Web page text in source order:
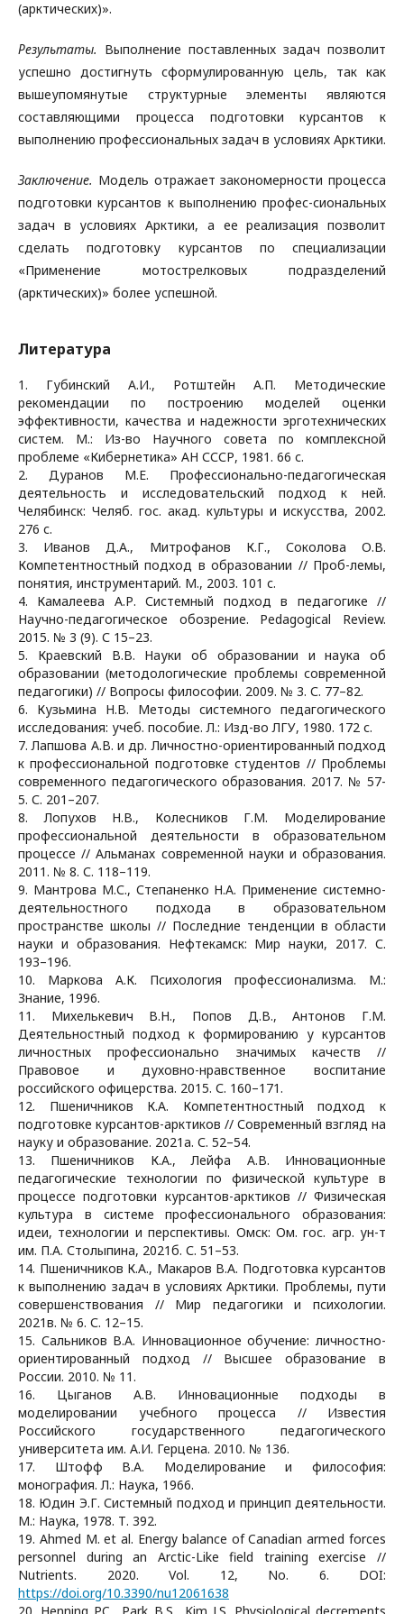
(арктических)».
Результаты. Выполнение поставленных задач позволит
успешно достигнуть сформулированную цель, так как
вышеупомянутые структурные элементы являются
составляющими процесса подготовки курсантов к
выполнению профессиональных задач в условиях Арктики.
Заключение. Модель отражает закономерности процесса
подготовки курсантов к выполнению профес-сиональных
задач в условиях Арктики, а ее реализация позволит
сделать подготовку курсантов по специализации
«Применение мотострелковых подразделений
(арктических)» более успешной.
Литература
1. Губинский А.И., Ротштейн А.П. Методические
рекомендации по построению моделей оценки
эффективности, качества и надежности эрготехнических
систем. М.: Из-во Научного совета по комплексной
проблеме «Кибернетика» АН СССР, 1981. 66 с.
2. Дуранов М.Е. Профессионально-педагогическая
деятельность и исследовательский подход к ней.
Челябинск: Челяб. гос. акад. культуры и искусства, 2002.
276 с.
3. Иванов Д.А., Митрофанов К.Г., Соколова О.В.
Компетентностный подход в образовании // Проб-лемы,
понятия, инструментарий. М., 2003. 101 с.
4. Камалеева А.Р. Системный подход в педагогике //
Научно-педагогическое обозрение. Pedagogical Review.
2015. № 3 (9). С 15–23.
5. Краевский В.В. Науки об образовании и наука об
образовании (методологические проблемы современной
педагогики) // Вопросы философии. 2009. № 3. С. 77–82.
6. Кузьмина Н.В. Методы системного педагогического
исследования: учеб. пособие. Л.: Изд-во ЛГУ, 1980. 172 с.
7. Лапшова А.В. и др. Личностно-ориентированный подход
к профессиональной подготовке студентов // Проблемы
современного педагогического образования. 2017. № 57-
5. С. 201–207.
8. Лопухов Н.В., Колесников Г.М. Моделирование
профессиональной деятельности в образовательном
процессе // Альманах современной науки и образования.
2011. № 8. С. 118–119.
9. Мантрова М.С., Степаненко Н.А. Применение системно-
деятельностного подхода в образовательном
пространстве школы // Последние тенденции в области
науки и образования. Нефтекамск: Мир науки, 2017. С.
193–196.
10. Маркова А.К. Психология профессионализма. М.:
Знание, 1996.
11. Михелькевич В.Н., Попов Д.В., Антонов Г.М.
Деятельностный подход к формированию у курсантов
личностных профессионально значимых качеств //
Правовое и духовно-нравственное воспитание
российского офицерства. 2015. С. 160–171.
12. Пшеничников К.А. Компетентностный подход к
подготовке курсантов-арктиков // Современный взгляд на
науку и образование. 2021а. С. 52–54.
13. Пшеничников К.А., Лейфа А.В. Инновационные
педагогические технологии по физической культуре в
процессе подготовки курсантов-арктиков // Физическая
культура в системе профессионального образования:
идеи, технологии и перспективы. Омск: Ом. гос. агр. ун-т
им. П.А. Столыпина, 2021б. С. 51–53.
14. Пшеничников К.А., Макаров В.А. Подготовка курсантов
к выполнению задач в условиях Арктики. Проблемы, пути
совершенствования // Мир педагогики и психологии.
2021в. № 6. С. 12–15.
15. Сальников В.А. Инновационное обучение: личностно-
ориентированный подход // Высшее образование в
России. 2010. № 11.
16. Цыганов А.В. Инновационные подходы в
моделировании учебного процесса // Известия
Российского государственного педагогического
университета им. А.И. Герцена. 2010. № 136.
17. Штофф В.А. Моделирование и философия:
монография. Л.: Наука, 1966.
18. Юдин Э.Г. Системный подход и принцип деятельности.
М.: Наука, 1978. Т. 392.
19. Ahmed M. et al. Energy balance of Canadian armed forces
personnel during an Arctic-Like field training exercise //
Nutrients. 2020. Vol. 12, No. 6. DOI:
https://doi.org/10.3390/nu12061638